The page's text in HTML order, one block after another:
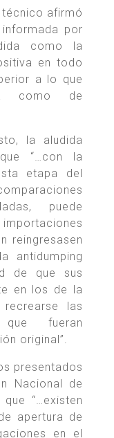
técnico afirmó
por
como la
en todo
a lo que
como de
la aludida
“…con la
etapa del
puede
reingresasen
antidumping
de que sus
en los de la
recrearse las
fueran
original”.
presentados
Nacional de
“…existen
apertura de
en el